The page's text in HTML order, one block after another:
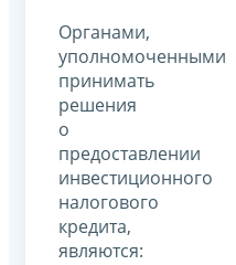
Органами,
уполномоченными
принимать
решения
о
предоставлении
инвестиционного
налогового
кредита,
являются: